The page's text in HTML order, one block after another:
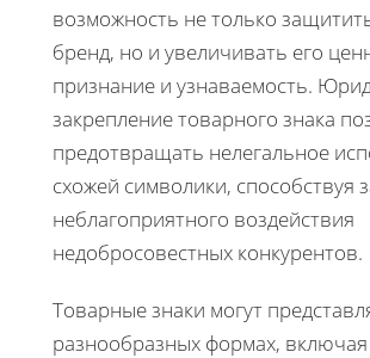
возможность не только
бренд, но и увеличивать его
признание и узнаваемость.
закрепление товарного знака
предотвращать нелегальное
схожей символики, способствуя
неблагоприятного воздействия
недобросовестных конкурентов.
Товарные знаки могут
разнообразных формах,